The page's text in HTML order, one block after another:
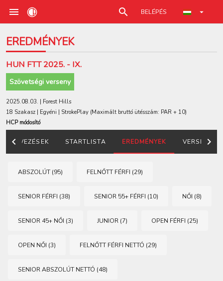
BELÉPÉS
EREDMÉNYEK
HUN FTT 2025. - IX.
Szövetségi verseny
2025.08.03. | Forest Hills
18 Szakasz | Egyéni | StrokePlay (Maximált bruttó ütésszám: PAR + 10)
HCP módosító
NEVEZÉSEK STARTLISTA EREDMÉNYEK
ABSZOLÚT (95) FELNŐTT FÉRFI (29)
SENIOR FÉRFI (38) SENIOR 55+ FÉRFI (10) NŐI (8)
SENIOR 45+ NŐI (3) JUNIOR (7) OPEN FÉRFI (25)
OPEN NŐI (3) FELNŐTT FÉRFI NETTÓ (29)
SENIOR ABSZOLÚT NETTÓ (48)